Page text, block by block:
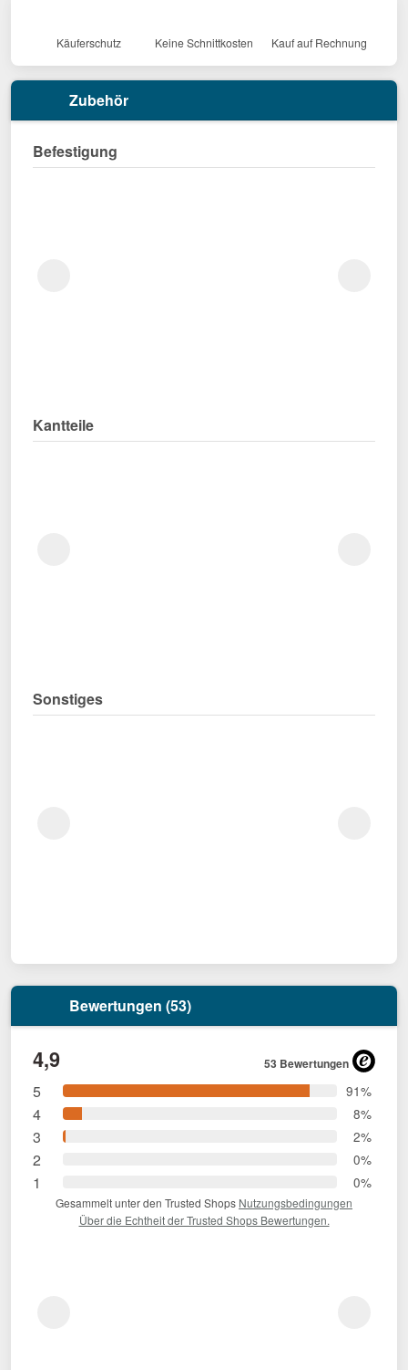
Käuferschutz Keine Schnittkosten Kauf auf Rechnung
Zubehör
Befestigung
Kantteile
Sonstiges
Bewertungen (53)
4,9 53 Bewertungen
5 91%
4 8%
3 2%
2 0%
1 0%
Gesammelt unter den Trusted Shops Nutzungsbedingungen
Über die Echtheit der Trusted Shops Bewertungen.